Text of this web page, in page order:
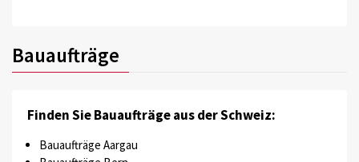
Bauaufträge
Finden Sie Bauaufträge aus der Schweiz:
Bauaufträge Aargau